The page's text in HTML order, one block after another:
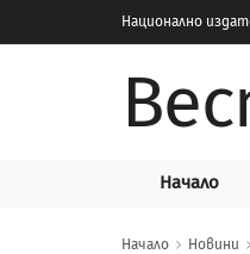
Национално
Начало
Начало Новини